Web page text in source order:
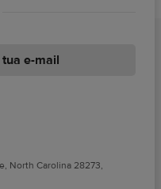
e-mail
North Carolina 28273,